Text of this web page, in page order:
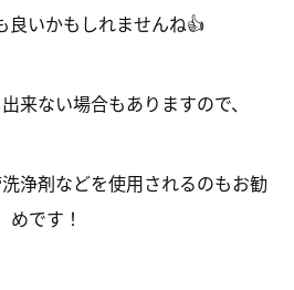
良いかもしれませんね👍
来ない場合もありますので、
浄剤などを使用されるのもお勧
めです！